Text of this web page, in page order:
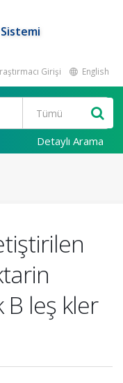
Girişi English
Detaylı Arama
B leş kler